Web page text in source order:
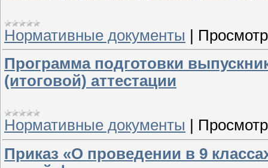
Нормативные документы |
Программа подготовки
(итоговой) аттестации
Нормативные документы
Приказ «О проведении в 9